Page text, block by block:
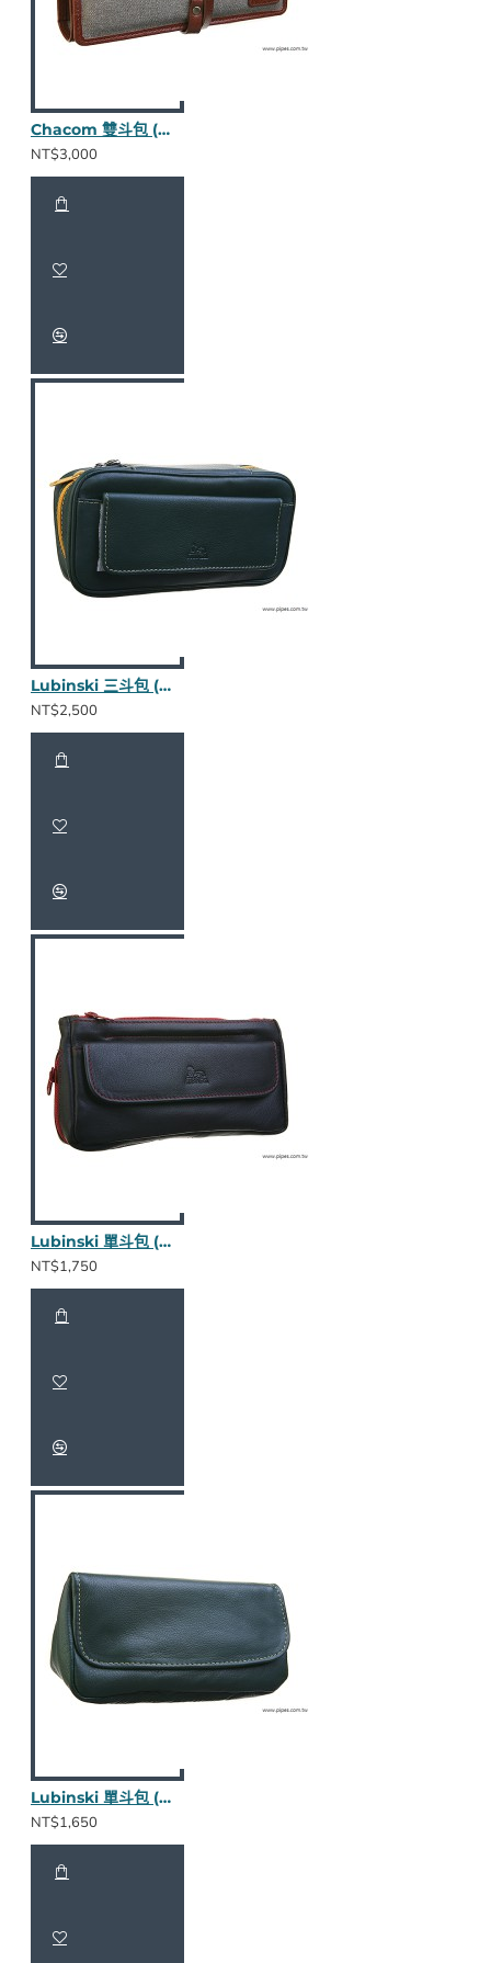
Chacom 雙斗包 (皮革/帆布)
NT$3,000
Lubinski 三斗包 (綠款nappa皮)
NT$2,500
Lubinski 單斗包 (棕款nappa皮)
NT$1,750
Lubinski 單斗包 (綠款nappa皮)
NT$1,650